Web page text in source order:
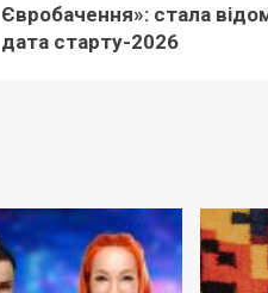
Євробачення»: стала
дата старту-2026